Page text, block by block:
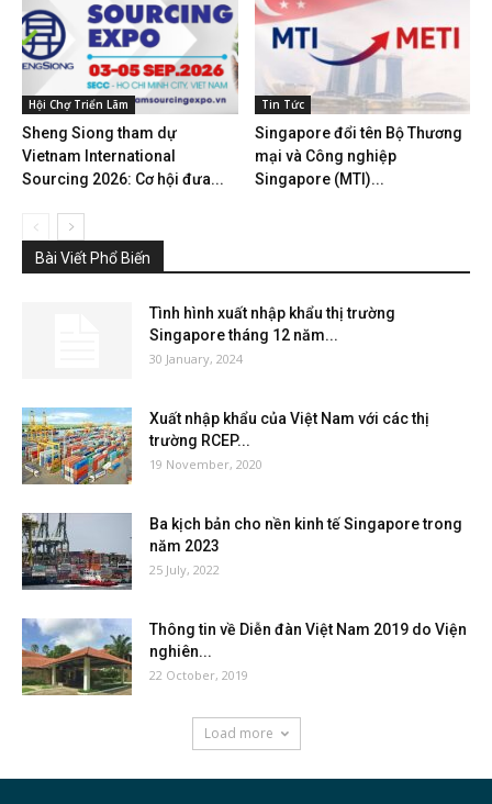
Hội Chợ Triển Lãm
Sheng Siong tham dự
Vietnam International
Sourcing 2026: Cơ hội đưa...
Tin Tức
Singapore đổi tên Bộ Thương
mại và Công nghiệp
Singapore (MTI)...
Bài Viết Phổ Biến
Tình hình xuất nhập khẩu thị trường
Singapore tháng 12 năm...
30 January, 2024
Xuất nhập khẩu của Việt Nam với các thị
trường RCEP...
19 November, 2020
Ba kịch bản cho nền kinh tế Singapore trong
năm 2023
25 July, 2022
Thông tin về Diễn đàn Việt Nam 2019 do Viện
nghiên...
22 October, 2019
Load more